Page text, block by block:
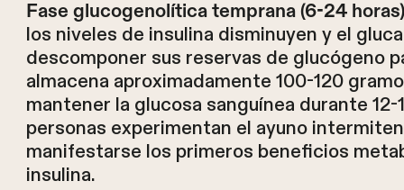
Fase glucogenolítica temprana (6-24
los niveles de insulina disminuyen y el
descomponer sus reservas de glucógeno
almacena aproximadamente 100-120
mantener la glucosa sanguínea durante
personas experimentan el ayuno
manifestarse los primeros beneficios
insulina.